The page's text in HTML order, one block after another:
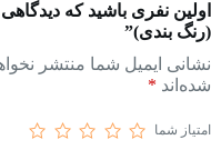
اولین نفری باشید که
(رنگ بندی)”
نشانی ایمیل شما منتشر
شده‌اند *
امتیاز شما